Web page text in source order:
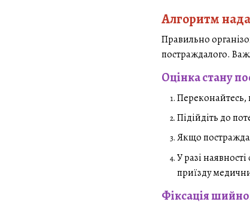
Алгоритм
Правильно
постраждалого.
Оцінка стану
Переконайтесь,
Підійдіть до
Якщо
У разі
приїзду
Фіксація